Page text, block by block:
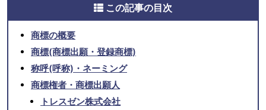
この記事の目次
商標の概要
商標(商標出願・登録商標)
称呼(呼称)・ネーミング
商標権者・商標出願人
トレスゼン株式会社